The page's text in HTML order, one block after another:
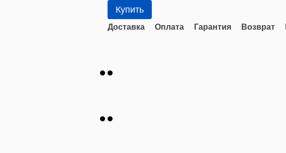
Купить
Доставка Оплата Гарантия Возврат